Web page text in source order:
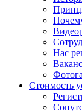
Нас
Стоимость